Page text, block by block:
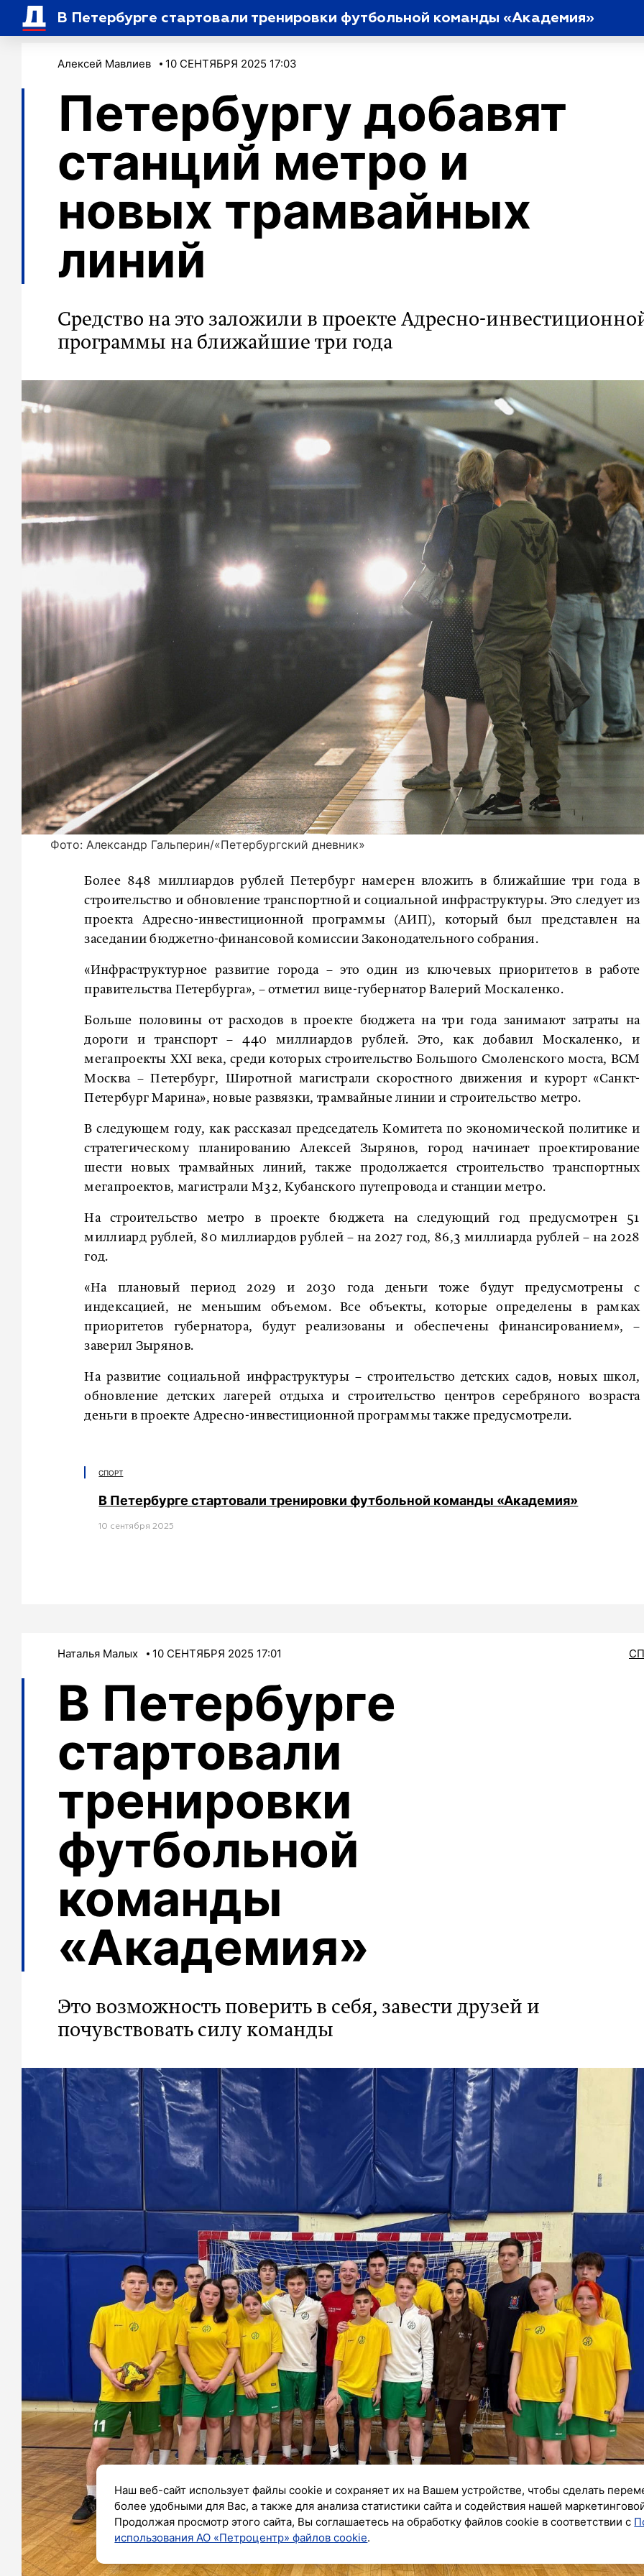
В Петербурге стартовали тренировки футбольной команды «Академия»
Алексей Мавлиев 10 СЕНТЯБРЯ 2025 17:03
Петербургу добавят
станций метро и
новых трамвайных
линий
Средство на это заложили в проекте Адресно-
программы на ближайшие три года
Фото: Александр Гальперин/«Петербургский дневник»
Более 848 миллиардов рублей Петербург намерен вложить в ближайшие три года в
строительство и обновление транспортной и социальной инфраструктуры. Это следует из
проекта Адресно-инвестиционной программы (АИП), который был представлен на
заседании бюджетно-финансовой комиссии Законодательного собрания.
«‎Инфраструктурное развитие города – это один из ключевых приоритетов в работе
правительства Петербурга», – отметил вице-губернатор Валерий Москаленко.
Больше половины от расходов в проекте бюджета на три года занимают затраты на
дороги и транспорт – 440 миллиардов рублей. Это, как добавил Москаленко, и
мегапроекты XXI века, среди которых строительство Большого Смоленского моста, ВСМ
Москва – Петербург, Широтной магистрали скоростного движения и курорт «Санкт-
Петербург Марина», новые развязки, трамвайные линии и строительство метро.
В следующем году, как рассказал председатель Комитета по экономической политике и
стратегическому планированию Алексей Зырянов, город начинает проектирование
шести новых трамвайных линий, также продолжается строительство транспортных
мегапроектов, магистрали М32, Кубанского путепровода и станции метро.
На строительство метро в проекте бюджета на следующий год предусмотрен 51
миллиард рублей, 80 миллиардов рублей – на 2027 год, 86,3 миллиарда рублей – на 2028
год.
«‎На плановый период 2029 и 2030 года деньги тоже будут предусмотрены с
индексацией, не меньшим объемом. Все объекты, которые определены в рамках
приоритетов губернатора, будут реализованы и обеспечены финансированием», –
заверил Зырянов.
На развитие социальной инфраструктуры – строительство детских садов, новых школ,
обновление детских лагерей отдыха и строительство центров серебряного возраста
деньги в проекте Адресно-инвестиционной программы также предусмотрели.
СПОРТ
В Петербурге стартовали тренировки футбольной команды «Академия»
10 сентября 2025
Наталья Малых 10 СЕНТЯБРЯ 2025 17:01
В Петербурге
стартовали
тренировки
футбольной
команды
«Академия»
Это возможность поверить в себя, завести друзей и
почувствовать силу команды
Наш веб-сайт использует файлы cookie и сохраняет их на Вашем устройстве, чтобы сделать
более удобными для Вас, а также для анализа статистики сайта и содействия нашей
Продолжая просмотр этого сайта, Вы соглашаетесь на обработку файлов cookie в соответствии с
использования АО «Петроцентр» файлов cookie.